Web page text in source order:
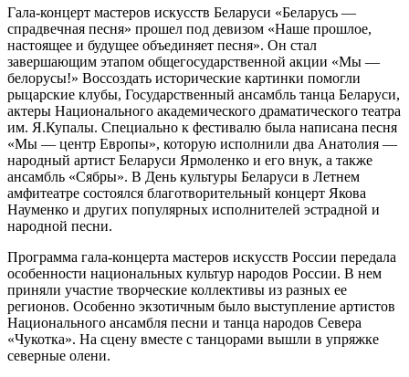
Гала-концерт мастеров искусств Беларуси «Беларусь —
спрадвечная песня» прошел под девизом «Наше прошлое,
настоящее и будущее объединяет песня». Он стал
завершающим этапом общегосударственной акции «Мы —
белорусы!» Воссоздать исторические картинки помогли
рыцарские клубы, Государственный ансамбль танца Беларуси,
актеры Национального академического драматического театра
им. Я.Купалы. Специально к фестивалю была написана песня
«Мы — центр Европы», которую исполнили два Анатолия —
народный артист Беларуси Ярмоленко и его внук, а также
ансамбль «Сябры». В День культуры Беларуси в Летнем
амфитеатре состоялся благотворительный концерт Якова
Науменко и других популярных исполнителей эстрадной и
народной песни.
Программа гала-концерта мастеров искусств России передала
особенности национальных культур народов России. В нем
приняли участие творческие коллективы из разных ее
регионов. Особенно экзотичным было выступление артистов
Национального ансамбля песни и танца народов Севера
«Чукотка». На сцену вместе с танцорами вышли в упряжке
северные олени.